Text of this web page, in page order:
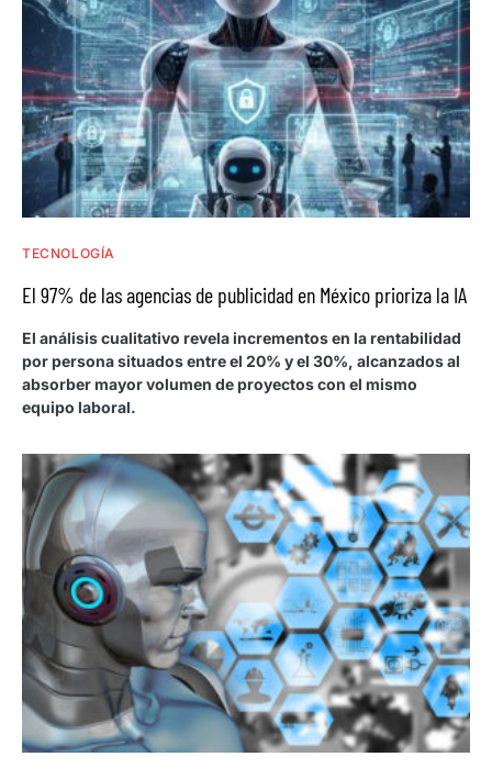
TECNOLOGÍA
El 97% de las agencias de publicidad en México prioriza la IA
El análisis cualitativo revela incrementos en la rentabilidad
por persona situados entre el 20% y el 30%, alcanzados al
absorber mayor volumen de proyectos con el mismo
equipo laboral.